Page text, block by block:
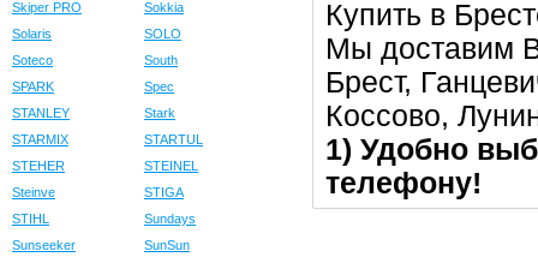
Skiper PRO
Sokkia
Solaris
SOLO
Soteco
South
SPARK
Spec
STANLEY
Stark
STARMIX
STARTUL
STEHER
STEINEL
Steinve
STIGA
STIHL
Sundays
Sunseeker
SunSun
Купить в
Мы доставим
Брест,
Коссово,
1) Удобно
телефону!